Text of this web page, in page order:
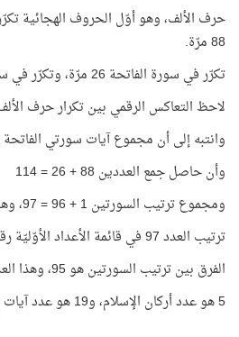
حرف الألف، وهو أوّل الحروف الهجائية
88 مرّة.
تكرّر في سورة الفاتحة 26 مرّة، وتكرّر في سورة العلق 62 مرّة!
لاحظ التعاكس الرقمي بين تكرار حرف
وانتبه إلى أن مجموع آيات سورتي الفاتحة والعلق
وأن حاصل جمع العددين 88 + 26 = 114
ومجموع ترتيب السورتين 1 + 96 = 97، وهذا العدد أوّليّ!
ترتيب العدد 97 في قائمة الأعداد الأوّليّة رقم 25، وهذا الأخير = 5 × 5
الفرق بين ترتيب السورتين هو 95، وهذا العدد = 5 × 19
5 هو عدد أركان الإسلام، و19 هو عدد آيات أوّل سورة نزلت من القرآن!